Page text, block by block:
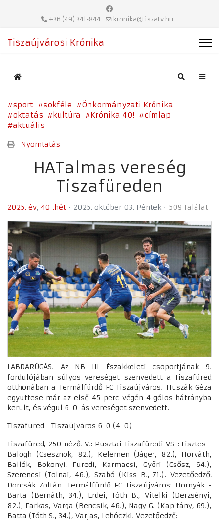
+36 (49) 341-844 kronika@tiszatv.hu
Tiszaújvárosi Krónika
Home Search
sport sokféle
Önkormányzati Krónika
oktatás
kultúra Krónika 40!
címlap
aktuális
Nyomtatás
HATalmas vereség
Tiszafüreden
2025. év 40 .hét 2025. október 03. Péntek 509 Találat
LABDARÚGÁS. Az NB III Északkeleti csoportjának 9.
fordulójában súlyos vereséget szenvedett a Tiszafüred
otthonában a Termálfürdő FC Tiszaújváros. Huszák Géza
együttese már az első 45 perc végén 4 gólos hátrányba
került, és végül 6-0-ás vereséget szenvedett.
Tiszafüred - Tiszaújváros 6-0 (4-0)
Tiszafüred, 250 néző. V.: Pusztai Tiszafüredi VSE: Lisztes -
Balogh (Csesznok, 82.), Kelemen (Jáger, 82.), Horváth,
Ballók, Bökönyi, Füredi, Karmacsi, Győri (Csősz, 64.),
Szerencsi (Tolnai, 46.), Szabó (Kiss B., 71.). Vezetőedző:
Dorcsák Zoltán. Termálfürdő FC Tiszaújváros: Hornyák -
Barta (Bernáth, 34.), Erdei, Tóth B., Vitelki (Derzsényi,
82.), Farkas, Varga (Bencsik, 46.), Nagy G. (Kapitány, 69.),
Batta (Tóth S., 34.), Varjas, Lehóczki. Vezetőedző: